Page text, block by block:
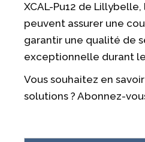
XCAL-Pu12 de
peuvent assurer une
garantir une qualité de
exceptionnelle durant
Vous souhaitez en
solutions ? Abonnez-